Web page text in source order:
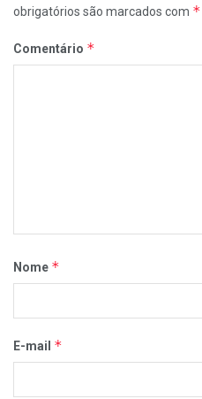
obrigatórios são marcados com *
Comentário *
Nome *
E-mail *